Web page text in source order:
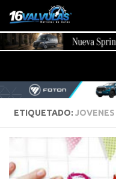
Saltar al contenido
ETIQUETADO: JOVENES